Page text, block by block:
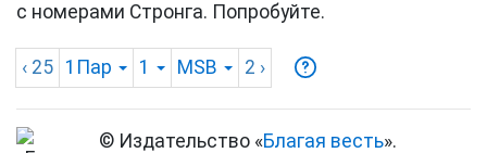
с номерами Стронга. Попробуйте.
‹ 25 1Пар 1 MSB 2 ›
© Издательство «Благая весть».